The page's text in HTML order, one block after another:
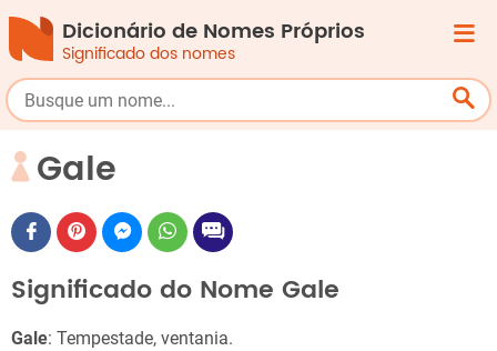
Dicionário de Nomes Próprios
Significado dos nomes
Gale
Significado do Nome Gale
Gale: Tempestade, ventania.